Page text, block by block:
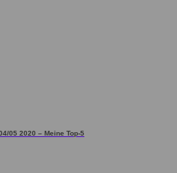
05 2020 – Meine Top-5